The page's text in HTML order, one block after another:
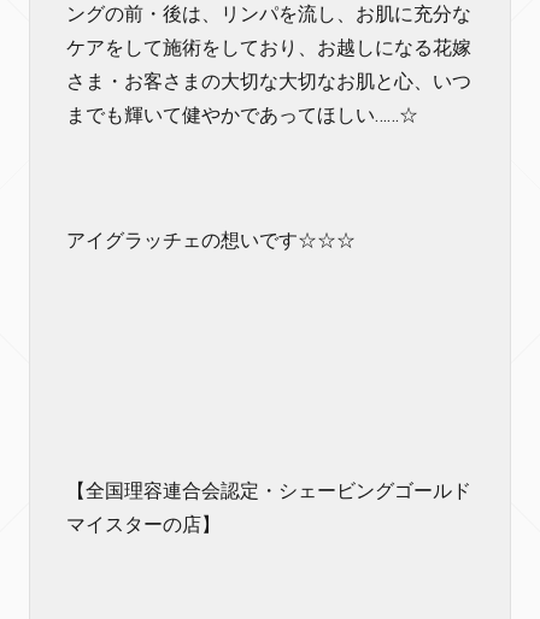
ングの前・後は、リンパを流し、お肌に充分な
ケアをして施術をしており、お越しになる花嫁
さま・お客さまの大切な大切なお肌と心、いつ
までも輝いて健やかであってほしい……☆
アイグラッチェの想いです☆☆☆
【全国理容連合会認定・シェービングゴールド
マイスターの店】